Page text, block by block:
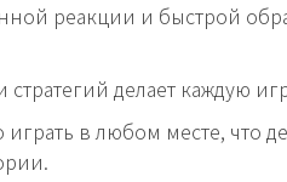
реакции и быстрой
стратегий делает каждую
в любом месте, что